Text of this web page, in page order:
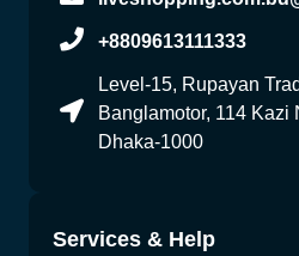
+8809613111333
Level-15, Rupayan
Banglamotor, 114 Kazi
Dhaka-1000
Services & Help